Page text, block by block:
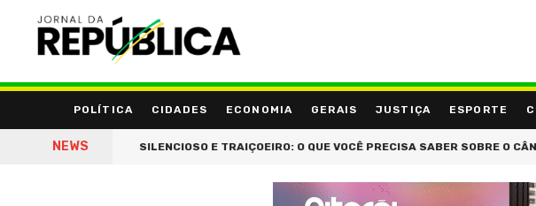
POLÍTICA CIDADES ECONOMIA GERAIS JUSTIÇA ESPORTE
NEWS
BILHÕES SILENCIOSO E TRAIÇOEIRO: O QUE VOCÊ PRECISA SABER SOBRE O CÂNCER